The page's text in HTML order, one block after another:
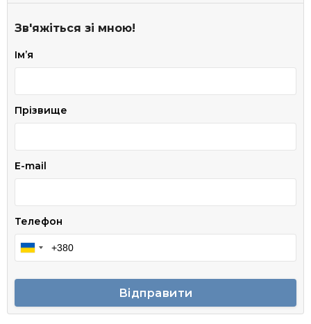
Зв'яжіться зі мною!
Імʼя
Прізвище
E-mail
Телефон
Відправити